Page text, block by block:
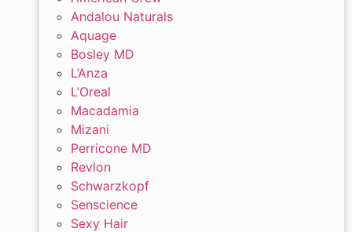
Andalou Naturals
Aquage
Bosley MD
L’Anza
L’Oreal
Macadamia
Mizani
Perricone MD
Revlon
Schwarzkopf
Senscience
Sexy Hair